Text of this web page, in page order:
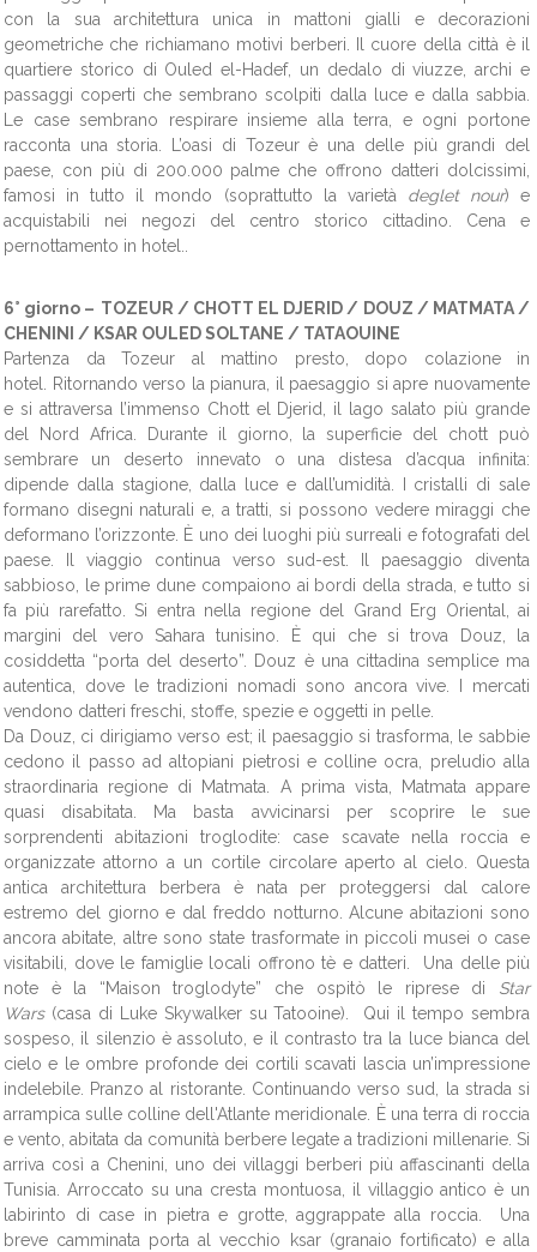
con la sua architettura unica in mattoni gialli e decorazioni
geometriche che richiamano motivi berberi. Il cuore della città è il
quartiere storico di Ouled el-Hadef, un dedalo di viuzze, archi e
passaggi coperti che sembrano scolpiti dalla luce e dalla sabbia.
Le case sembrano respirare insieme alla terra, e ogni portone
racconta una storia. L’oasi di Tozeur è una delle più grandi del
paese, con più di 200.000 palme che offrono datteri dolcissimi,
famosi in tutto il mondo (soprattutto la varietà deglet nour) e
acquistabili nei negozi del centro storico cittadino. Cena e
pernottamento in hotel..
6° giorno – TOZEUR / CHOTT EL DJERID / DOUZ / MATMATA /
CHENINI / KSAR OULED SOLTANE / TATAOUINE
Partenza da Tozeur al mattino presto, dopo colazione in
hotel. Ritornando verso la pianura, il paesaggio si apre nuovamente
e si attraversa l’immenso Chott el Djerid, il lago salato più grande
del Nord Africa. Durante il giorno, la superficie del chott può
sembrare un deserto innevato o una distesa d’acqua infinita:
dipende dalla stagione, dalla luce e dall’umidità. I cristalli di sale
formano disegni naturali e, a tratti, si possono vedere miraggi che
deformano l’orizzonte. È uno dei luoghi più surreali e fotografati del
paese. Il viaggio continua verso sud-est. Il paesaggio diventa
sabbioso, le prime dune compaiono ai bordi della strada, e tutto si
fa più rarefatto. Si entra nella regione del Grand Erg Oriental, ai
margini del vero Sahara tunisino. È qui che si trova Douz, la
cosiddetta “porta del deserto”. Douz è una cittadina semplice ma
autentica, dove le tradizioni nomadi sono ancora vive. I mercati
vendono datteri freschi, stoffe, spezie e oggetti in pelle.
Da Douz, ci dirigiamo verso est; il paesaggio si trasforma, le sabbie
cedono il passo ad altopiani pietrosi e colline ocra, preludio alla
straordinaria regione di Matmata. A prima vista, Matmata appare
quasi disabitata. Ma basta avvicinarsi per scoprire le sue
sorprendenti abitazioni troglodite: case scavate nella roccia e
organizzate attorno a un cortile circolare aperto al cielo. Questa
antica architettura berbera è nata per proteggersi dal calore
estremo del giorno e dal freddo notturno. Alcune abitazioni sono
ancora abitate, altre sono state trasformate in piccoli musei o case
visitabili, dove le famiglie locali offrono tè e datteri. Una delle più
note è la “Maison troglodyte” che ospitò le riprese di Star
Wars(casa di Luke Skywalker su Tatooine). Qui il tempo sembra
sospeso, il silenzio è assoluto, e il contrasto tra la luce bianca del
cielo e le ombre profonde dei cortili scavati lascia un’impressione
indelebile. Pranzo al ristorante. Continuando verso sud, la strada si
arrampica sulle colline dell'Atlante meridionale. È una terra di roccia
e vento, abitata da comunità berbere legate a tradizioni millenarie. Si
arriva così a Chenini, uno dei villaggi berberi più affascinanti della
Tunisia. Arroccato su una cresta montuosa, il villaggio antico è un
labirinto di case in pietra e grotte, aggrappate alla roccia. Una
breve camminata porta al vecchio ksar (granaio fortificato) e alla